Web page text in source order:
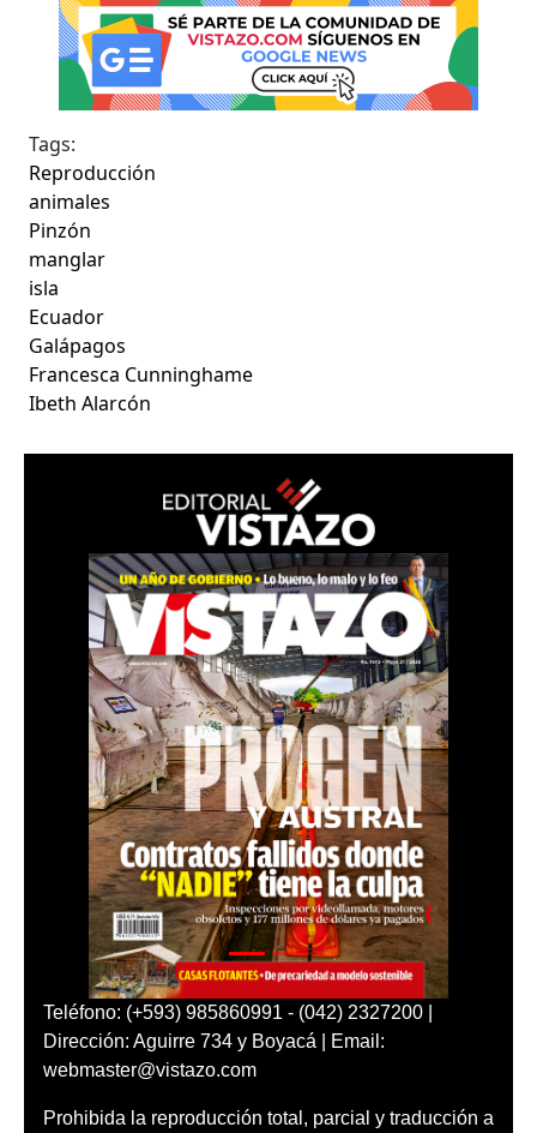
Tags:
Reproducción
animales
Pinzón
manglar
isla
Ecuador
Galápagos
Francesca Cunninghame
Ibeth Alarcón
Teléfono: (+593) 985860991 - (042) 2327200 |
Dirección: Aguirre 734 y Boyacá | Email:
webmaster@vistazo.com
Prohibida la reproducción total, parcial y traducción a